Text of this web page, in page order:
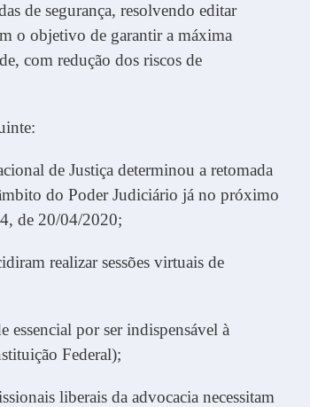
de segurança, resolvendo editar
o objetivo de garantir a máxima
com redução dos riscos de
de Justiça determinou a retomada
do Poder Judiciário já no próximo
de 20/04/2020;
realizar sessões virtuais de
essencial por ser indispensável à
Federal);
liberais da advocacia necessitam